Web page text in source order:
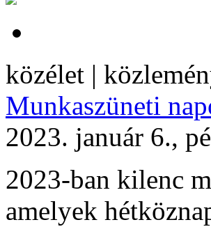
közélet |
Munkaszüneti
2023. január 6.,
2023-ban kilenc
amelyek